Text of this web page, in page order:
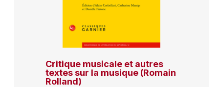
Critique musicale et autres
textes sur la musique (Romain
Rolland)